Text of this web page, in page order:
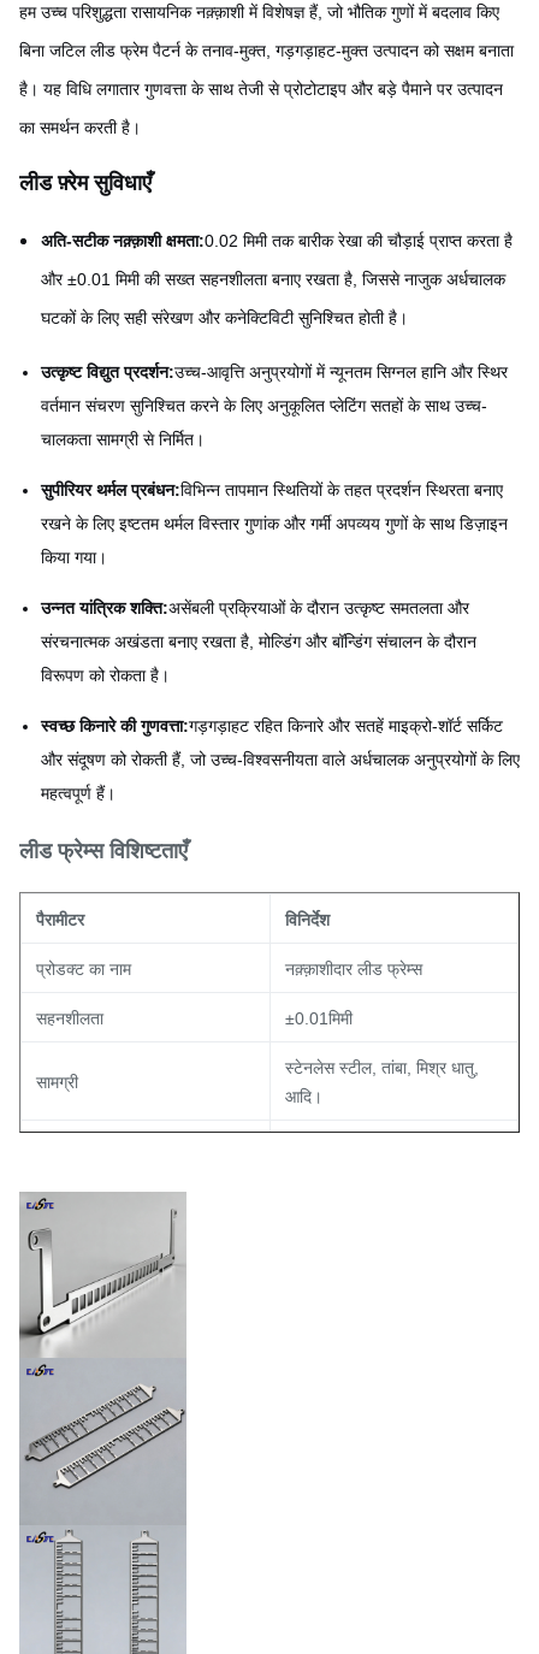
हम उच्च परिशुद्धता रासायनिक नक़्क़ाशी में विशेषज्ञ हैं, जो भौतिक गुणों में बदलाव किए
बिना जटिल लीड फ्रेम पैटर्न के तनाव-मुक्त, गड़गड़ाहट-मुक्त उत्पादन को सक्षम बनाता
है। यह विधि लगातार गुणवत्ता के साथ तेजी से प्रोटोटाइप और बड़े पैमाने पर उत्पादन
का समर्थन करती है।
लीड फ़्रेम सुविधाएँ
अति-सटीक नक़्क़ाशी क्षमता:0.02 मिमी तक बारीक रेखा की चौड़ाई प्राप्त करता है
और ±0.01 मिमी की सख्त सहनशीलता बनाए रखता है, जिससे नाजुक अर्धचालक
घटकों के लिए सही संरेखण और कनेक्टिविटी सुनिश्चित होती है।
उत्कृष्ट विद्युत प्रदर्शन:उच्च-आवृत्ति अनुप्रयोगों में न्यूनतम सिग्नल हानि और स्थिर
वर्तमान संचरण सुनिश्चित करने के लिए अनुकूलित प्लेटिंग सतहों के साथ उच्च-
चालकता सामग्री से निर्मित।
सुपीरियर थर्मल प्रबंधन:विभिन्न तापमान स्थितियों के तहत प्रदर्शन स्थिरता बनाए
रखने के लिए इष्टतम थर्मल विस्तार गुणांक और गर्मी अपव्यय गुणों के साथ डिज़ाइन
किया गया।
उन्नत यांत्रिक शक्ति:असेंबली प्रक्रियाओं के दौरान उत्कृष्ट समतलता और
संरचनात्मक अखंडता बनाए रखता है, मोल्डिंग और बॉन्डिंग संचालन के दौरान
विरूपण को रोकता है।
स्वच्छ किनारे की गुणवत्ता:गड़गड़ाहट रहित किनारे और सतहें माइक्रो-शॉर्ट सर्किट
और संदूषण को रोकती हैं, जो उच्च-विश्वसनीयता वाले अर्धचालक अनुप्रयोगों के लिए
महत्वपूर्ण हैं।
लीड फ्रेम्स विशिष्टताएँ
पैरामीटर विनिर्देश
प्रोडक्ट का नाम नक़्क़ाशीदार लीड फ्रेम्स
सहनशीलता ±0.01मिमी
सामग्री
स्टेनलेस स्टील, तांबा, मिश्र धातु,
आदि।
लीड गिनती
आवेदन